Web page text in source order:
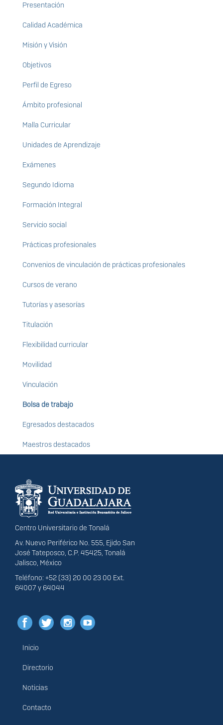
Presentación
Calidad Académica
Misión y Visión
Objetivos
Perfil de Egreso
Ámbito profesional
Malla Curricular
Unidades de Aprendizaje
Exámenes
Segundo Idioma
Formación Integral
Servicio social
Prácticas profesionales
Convenios de vinculación de prácticas profesionales
Cursos de verano
Tutorías y asesorías
Titulación
Flexibilidad curricular
Movilidad
Vinculación
Bolsa de trabajo
Egresados destacados
Maestros destacados
Información del
portal
Centro Universitario de Tonalá
Av. Nuevo Periférico No. 555, Ejido San
José Tateposco, C.P. 45425, Tonalá
Jalisco, México
Teléfono: +52 (33) 20 00 23 00 Ext.
64007 y 64044
Menú
principal
Inicio
Directorio
Noticias
Contacto